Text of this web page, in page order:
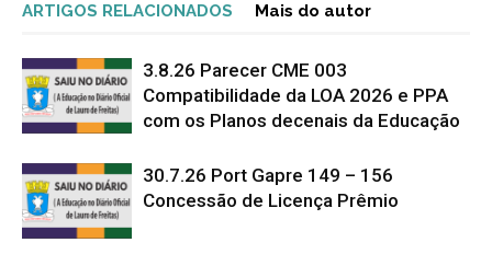
ARTIGOS RELACIONADOS Mais do autor
3.8.26 Parecer CME 003
Compatibilidade da LOA 2026 e PPA
com os Planos decenais da Educação
30.7.26 Port Gapre 149 – 156
Concessão de Licença Prêmio